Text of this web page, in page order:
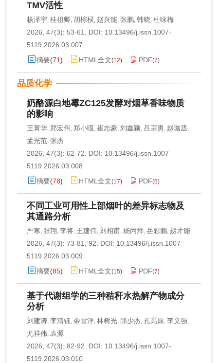
TMV活性
杨泽宇, 桂祖卿, 胡棕棂, 赵兴能, 张鹏, 韩晓, 杜咏梅
2026, 47(3): 53-61.
DOI: 10.13496/j.issn.1007-
5119.2026.03.007
摘要(71) HTML全文(12) PDF(7)
品质化学
奶酪源白地霉ZC125发酵对烟草香味物质
的影响
王菁华, 郑宏伟, 郑小嘎, 崔志豪, 刘鑫颖, 吕宗勇 , 赵珈丞,
孟光范, 张杰
2026, 47(3): 62-72.
DOI: 10.13496/j.issn.1007-
5119.2026.03.008
摘要(78) HTML全文(17) PDF(6)
不同工业可用性上部烟叶的差异标志物及
其通路分析
严寒, 张翔, 李将, 王建伟, 刘相甫, 杨丙烨, 岳彩鹏, 赵才能
2026, 47(3): 73-81, 92.
DOI: 10.13496/j.issn.1007-
5119.2026.03.009
摘要(85) HTML全文(15) PDF(7)
基于代谢组学的三种秸秆水热解产物成分
分析
刘建涛, 李清钰, 余雪洋, 林树光, 邰少杰, 孔高原, 李义强,
尤祥伟, 袁源
2026, 47(3): 82-92.
DOI: 10.13496/j.issn.1007-
5119.2026.03.010